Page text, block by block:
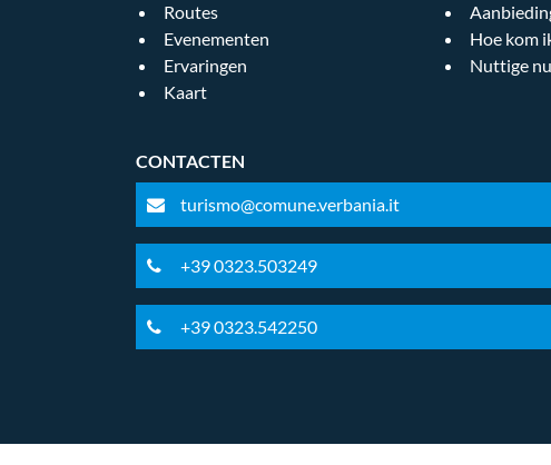
Routes
Evenementen
Ervaringen
Kaart
Hoe kom
Nuttige
CONTACTEN
turismo@comune.verbania.it
+39 0323.503249
+39 0323.542250